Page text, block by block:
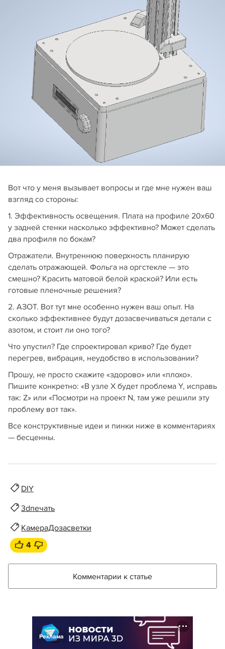
Вот что у меня вызывает вопросы и где мне нужен ваш
взгляд со стороны:
1. Эффективность освещения. Плата на профиле 20х60
у задней стенки насколько эффективно? Может сделать
два профиля по бокам?
Отражатели. Внутреннюю поверхность планирую
сделать отражающей. Фольга на оргстекле — это
смешно? Красить матовой белой краской? Или есть
готовые пленочные решения?
2. АЗОТ. Вот тут мне особенно нужен ваш опыт. На
сколько эффективнее будут дозасвечиваться детали с
азотом, и стоит ли оно того?
Что упустил? Где спроектировал криво? Где будет
перегрев, вибрация, неудобство в использовании?
Прошу, не просто скажите «здорово» или «плохо».
Пишите конкретно: «В узле Х будет проблема Y, исправь
так: Z» или «Посмотри на проект N, там уже решили эту
проблему вот так».
Все конструктивные идеи и пинки ниже в комментариях
— бесценны.
DIY
3dпечать
КамераДозасветки
4
Комментарии к статье
Реклама